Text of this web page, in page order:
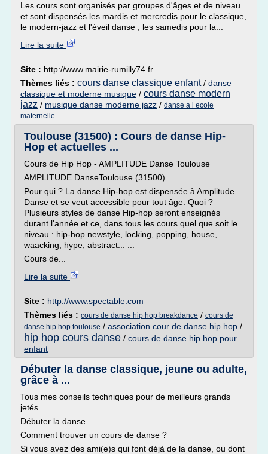
Les cours sont organisés par groupes d'âges et de niveau
et sont dispensés les mardis et mercredis pour le classique,
le modern-jazz et l'éveil danse ; les samedis pour la...
Lire la suite
Site : http://www.mairie-rumilly74.fr
Thèmes liés : cours danse classique enfant/ danse
classique et moderne musique / cours danse modern
jazz / musique danse moderne jazz / danse a l ecole
maternelle
Toulouse (31500) : Cours de danse Hip-
Hop et actuelles ...
Cours de Hip Hop - AMPLITUDE Danse Toulouse
AMPLITUDE DanseToulouse (31500)
Pour qui ? La danse Hip-hop est dispensée à Amplitude
Danse et se veut accessible pour tout âge. Quoi ?
Plusieurs styles de danse Hip-hop seront enseignés
durant l'année et ce, dans tous les cours quel que soit le
niveau : hip-hop newstyle, locking, popping, house,
waacking, hype, abstract... ...
Cours de...
Lire la suite
Site : http://www.spectable.com
Thèmes liés : cours de danse hip hop breakdance / cours de
danse hip hop toulouse / association cour de danse hip hop /
hip hop cours danse / cours de danse hip hop pour
enfant
Débuter la danse classique, jeune ou adulte,
grâce à ...
Tous mes conseils techniques pour de meilleurs grands
jetés
Débuter la danse
Comment trouver un cours de danse ?
Si vous avez des ami(e)s qui font déjà de la danse, ou dont